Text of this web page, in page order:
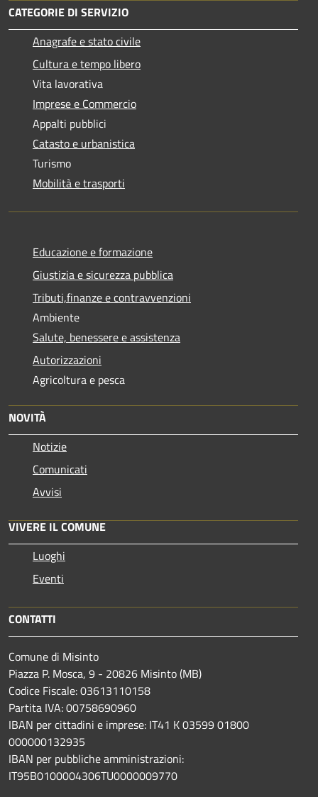
CATEGORIE DI SERVIZIO
Anagrafe e stato civile
Cultura e tempo libero
Vita lavorativa
Imprese e Commercio
Appalti pubblici
Catasto e urbanistica
Turismo
Mobilità e trasporti
Educazione e formazione
Giustizia e sicurezza pubblica
Tributi,finanze e contravvenzioni
Ambiente
Salute, benessere e assistenza
Autorizzazioni
Agricoltura e pesca
NOVITÀ
Notizie
Comunicati
Avvisi
VIVERE IL COMUNE
Luoghi
Eventi
CONTATTI
Comune di Misinto
Piazza P. Mosca, 9 - 20826 Misinto (MB)
Codice Fiscale: 03613110158
Partita IVA: 00758690960
IBAN per cittadini e imprese: IT41 K 03599 01800
000000132935
IBAN per pubbliche amministrazioni:
IT95B0100004306TU0000009770